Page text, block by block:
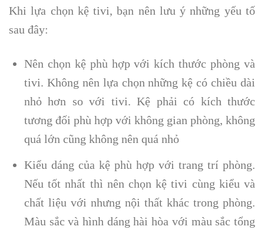
Khi lựa chọn kệ tivi, bạn nên lưu ý những yếu tố
sau đây:
Nên chọn kệ phù hợp với kích thước phòng và
tivi. Không nên lựa chọn những kệ có chiều dài
nhỏ hơn so với tivi. Kệ phải có kích thước
tương đối phù hợp với không gian phòng, không
quá lớn cũng không nên quá nhỏ
Kiểu dáng của kệ phù hợp với trang trí phòng.
Nếu tốt nhất thì nên chọn kệ tivi cùng kiểu và
chất liệu với nhưng nội thất khác trong phòng.
Màu sắc và hình dáng hài hòa với màu sắc tổng